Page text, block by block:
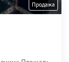
Продажа